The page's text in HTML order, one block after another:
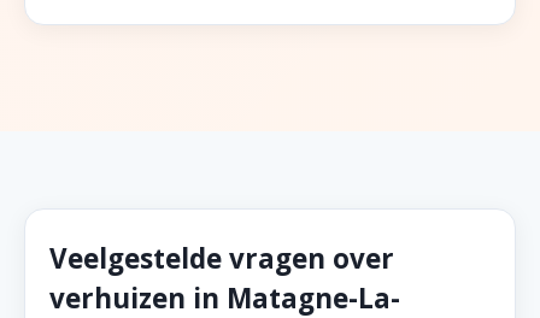
Veelgestelde vragen over
verhuizen in Matagne-La-